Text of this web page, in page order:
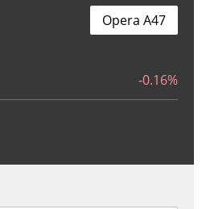
-0.16%
Opera A47